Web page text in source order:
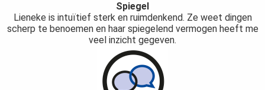
Spiegel
Lieneke is intuïtief sterk en ruimdenkend. Ze weet dingen
scherp te benoemen en haar spiegelend vermogen heeft me
veel inzicht gegeven.